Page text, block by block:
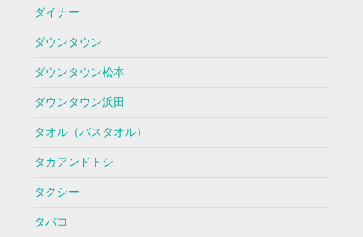
ダイナー
ダウンタウン
ダウンタウン松本
ダウンタウン浜田
タオル（バスタオル）
タカアンドトシ
タクシー
タバコ